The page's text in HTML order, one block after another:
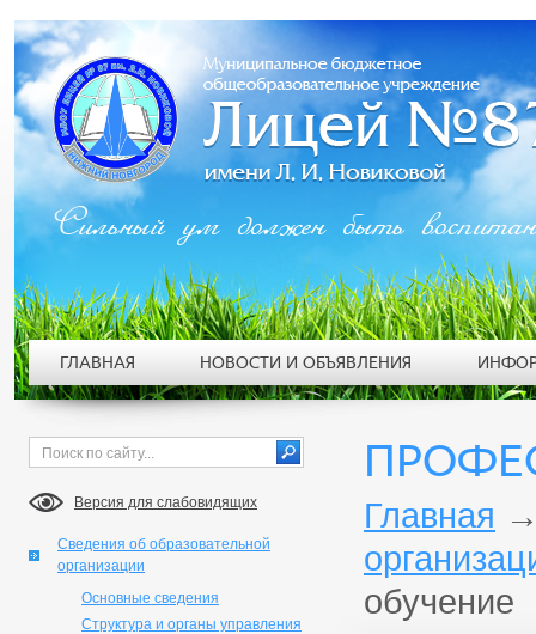
Версия для слабовидящих
Сведения об образовательной
организации
Основные сведения
Структура и органы управления
Главная
обучение
Сильный ум должен быть
ГЛАВНАЯ НОВОСТИ И ОБЪЯВЛЕНИЯ